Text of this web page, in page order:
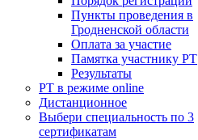
Пункты проведения в
Гродненской области
Оплата за участие
Памятка участнику РТ
Результаты
РТ в режиме online
Дистанционное
Выбери специальность по 3
сертификатам